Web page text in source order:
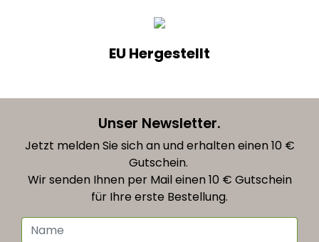
EU Hergestellt
Unser Newsletter.
Jetzt melden Sie sich an und erhalten einen 10 €
Gutschein.
Wir senden Ihnen per Mail einen 10 € Gutschein
für Ihre erste Bestellung.